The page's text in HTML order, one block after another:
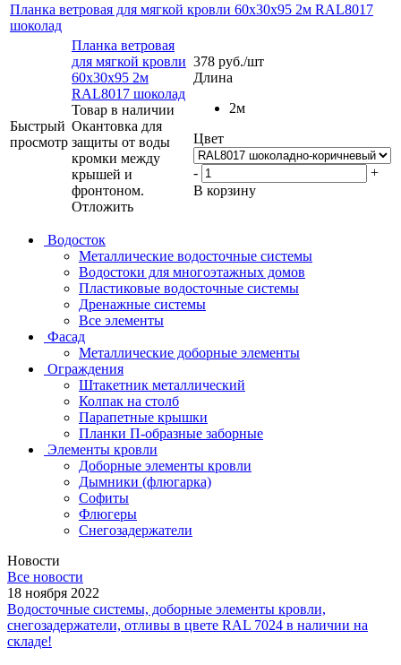
Планка ветровая для мягкой кровли 60x30x95 2м RAL8017
шоколад
Быстрый
просмотр
Планка ветровая
для мягкой кровли
60x30x95 2м
RAL8017 шоколад
Товар в наличии
Окантовка для
защиты от воды
кромки между
крышей и
фронтоном.
Отложить
378 руб./шт
Длина
2м
Цвет
-
+
В корзину
Водосток
Металлические водосточные системы
Водостоки для многоэтажных домов
Пластиковые водосточные системы
Дренажные системы
Все элементы
Фасад
Металлические доборные элементы
Ограждения
Штакетник металлический
Колпак на столб
Парапетные крышки
Планки П-образные заборные
Элементы кровли
Доборные элементы кровли
Дымники (флюгарка)
Софиты
Флюгеры
Снегозадержатели
Новости
Все новости
18 ноября 2022
Водосточные системы, доборные элементы кровли,
снегозадержатели, отливы в цвете RAL 7024 в наличии на
складе!